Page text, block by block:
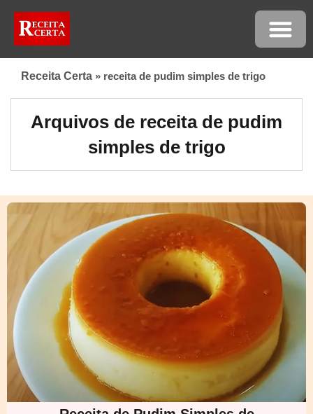
Receita Certa » receita de pudim simples de trigo
Arquivos de receita de pudim
simples de trigo